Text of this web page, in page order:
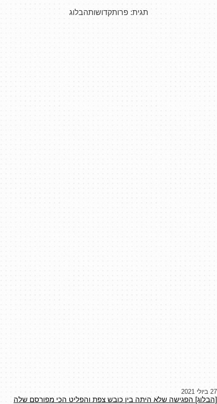
תגית: פרותקדושותהבלוג
27 ביולי 2021
[הבלוג] הפגישה שלא היתה בין כובש צפת והפליט הכי מפורסם שלה